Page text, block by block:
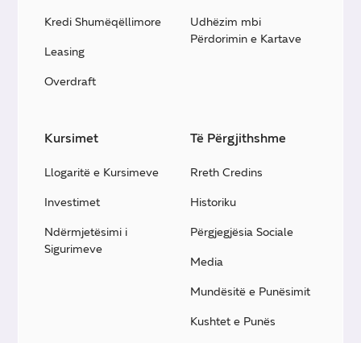
Kredi Shumëqëllimore
Leasing
Overdraft
Udhëzim mbi
Përdorimin e Kartave
Kursimet
Llogaritë e Kursimeve
Investimet
Ndërmjetësimi i
Sigurimeve
Të Përgjithshme
Rreth Credins
Historiku
Përgjegjësia Sociale
Media
Mundësitë e Punësimit
Kushtet e Punës